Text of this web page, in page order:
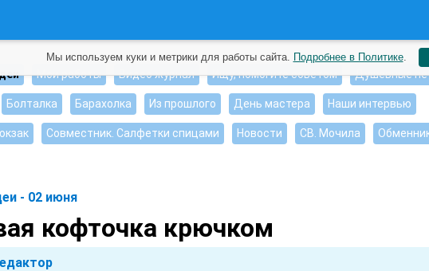
Мои работы Видео журнал Ищу, помогите советом Душевные
Болталка Барахолка Из прошлого День мастера Наши интервью
Совместник. Салфетки спицами Новости СВ. Мочила
- 02 июня
кофточка крючком
Мы используем куки и метрики для работы сайта. Подробнее в Политике.